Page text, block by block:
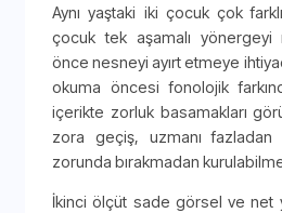
Aynı yaştaki iki çocuk çok
çocuk tek aşamalı
önce nesneyi ayırt etmeye
okuma öncesi fonolojik
içerikte zorluk basamakları
zora geçiş, uzmanı
zorunda bırakmadan
İkinci ölçüt sade görsel ve net